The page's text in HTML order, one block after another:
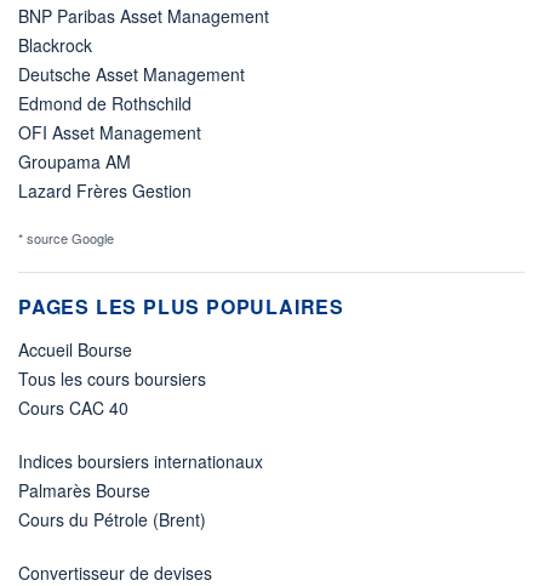
BNP Paribas Asset Management
Blackrock
Deutsche Asset Management
Edmond de Rothschild
OFI Asset Management
Groupama AM
Lazard Frères Gestion
* source Google
PAGES LES PLUS POPULAIRES
Accueil Bourse
Tous les cours boursiers
Cours CAC 40
Indices boursiers internationaux
Palmarès Bourse
Cours du Pétrole (Brent)
Convertisseur de devises